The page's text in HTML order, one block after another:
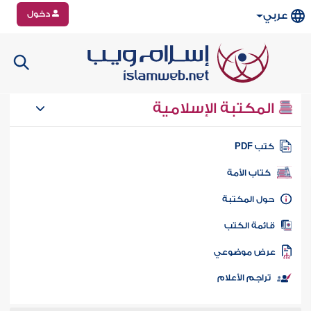
عربي دخول
المكتبة الإسلامية
كتب PDF
كتاب الأمة
المكتبة
الكتب
موضوعي